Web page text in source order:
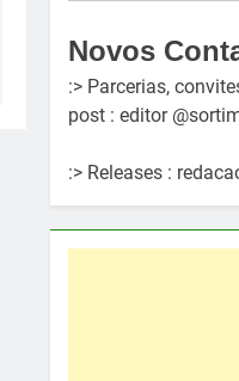
Novos
:> Parcerias,
post : editor
:> Releases :